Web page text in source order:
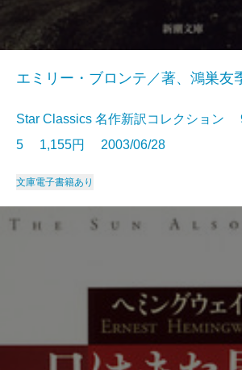
エミリー・ブロンテ／著、鴻巣友
Star Classics 名作新訳コレクション
5 1,155円 2003/06/28
文庫電子書籍あり